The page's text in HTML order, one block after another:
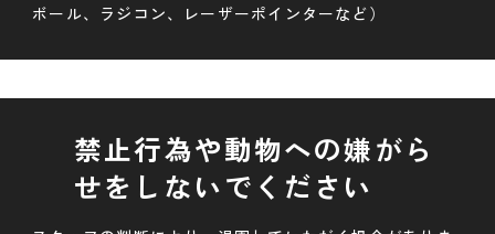
ボール、ラジコン、レーザーポインターなど）
禁止行為や動物への嫌がら
せをしないでください